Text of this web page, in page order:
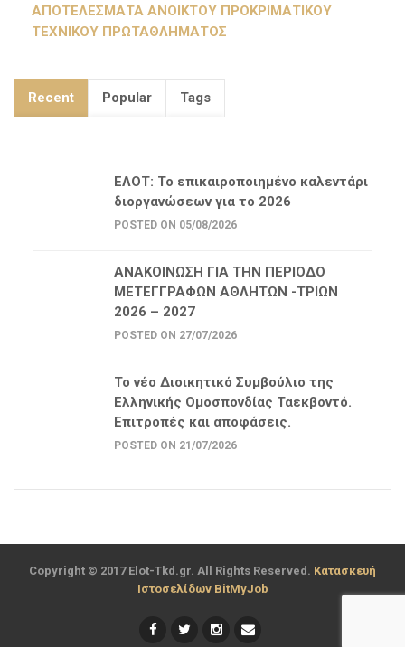
ΑΠΟΤΕΛΕΣΜΑΤΑ ΑΝΟΙΚΤΟΥ ΠΡΟΚΡΙΜΑΤΙΚΟΥ
ΤΕΧΝΙΚΟΥ ΠΡΩΤΑΘΛΗΜΑΤΟΣ
Recent Popular Tags
ΕΛΟΤ: Το επικαιροποιημένο καλεντάρι
διοργανώσεων για το 2026
POSTED ON 05/08/2026
ΑΝΑΚΟΙΝΩΣΗ ΓΙΑ ΤΗΝ ΠΕΡΙΟΔΟ
ΜΕΤΕΓΓΡΑΦΩΝ ΑΘΛΗΤΩΝ -ΤΡΙΩΝ
2026 – 2027
POSTED ON 27/07/2026
Το νέο Διοικητικό Συμβούλιο της
Ελληνικής Ομοσπονδίας Ταεκβοντό.
Επιτροπές και αποφάσεις.
POSTED ON 21/07/2026
Copyright © 2017 Elot-Tkd.gr. All Rights Reserved. Κατασκευή
Ιστοσελίδων BitMyJob